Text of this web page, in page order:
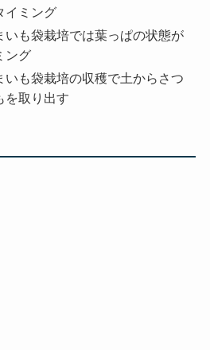
イミング
いも袋栽培では葉っぱの状態が
ング
いも袋栽培の収穫で土からさつ
を取り出す